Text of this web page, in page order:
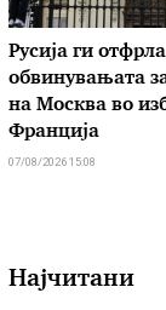
Русија ги отфрла
обвинувањата
на Москва во
Франција
07/08/2026 15:08
Најчитани